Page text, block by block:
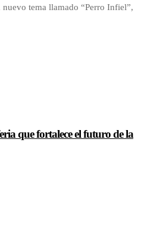
tema llamado “Perro Infiel”,
que fortalece el futuro de la